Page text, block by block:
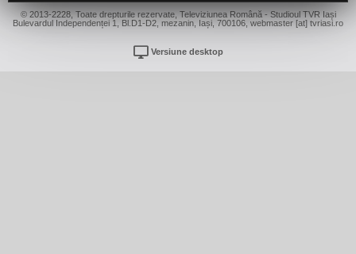
© 2013-2228, Toate drepturile rezervate, Televiziunea Română - Studioul TVR Iași
Bulevardul Independenței 1, Bl.D1-D2, mezanin, Iași, 700106, webmaster [at] tvriasi.ro
Versiune desktop